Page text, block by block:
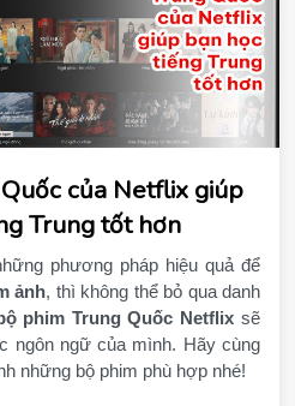
của Netflix giúp
Trung tốt hơn
ảnh, thì không thể bỏ qua danh
phim Trung Quốc Netflix sẽ
ngôn ngữ của mình. Hãy cùng
những bộ phim phù hợp nhé!